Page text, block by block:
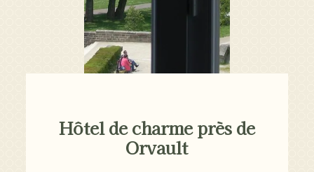
Hôtel de charme près de
Orvault